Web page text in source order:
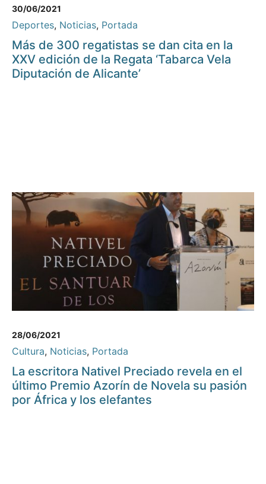
30/06/2021
Deportes, Noticias, Portada
Más de 300 regatistas se dan cita en la
XXV edición de la Regata ‘Tabarca Vela
Diputación de Alicante’
28/06/2021
Cultura, Noticias, Portada
La escritora Nativel Preciado revela en el
último Premio Azorín de Novela su pasión
por África y los elefantes